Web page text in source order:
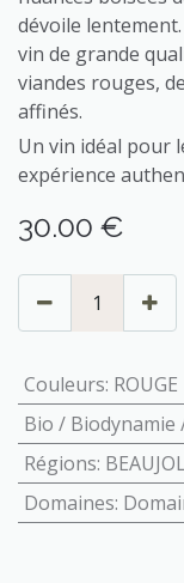
dévoile
vin de grande
viandes rouges,
affinés.
Un vin idéal pour
expérience
30.00 €
Couleurs: ROUGE
Bio / Biodynamie
Régions:
Domaines: